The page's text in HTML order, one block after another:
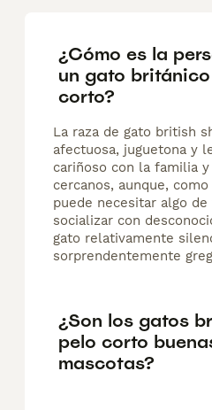
¿Cómo es la
un gato
corto?
La raza de gato british
afectuosa, juguetona y
cariñoso con la familia
cercanos, aunque,
puede necesitar algo
socializar con
gato relativamente
sorprendentemente
¿Son los gatos
pelo corto
mascotas?